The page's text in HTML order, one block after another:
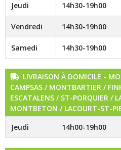
Jeudi 14h30-19h00
Vendredi 14h30-19h00
Samedi 14h30-19h00
LIVRAISON À DOMICILE -
CAMPSAS / MONTBARTIER /
ESCATALENS / ST-PORQUIER /
MONTBETON / LACOURT-ST-
Jeudi
14h00-19h00